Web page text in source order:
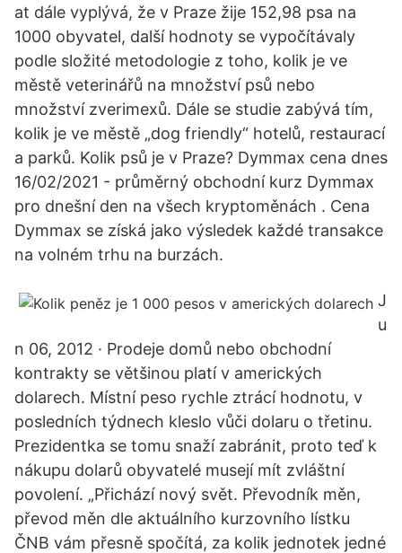
at dále vyplývá, že v Praze žije 152,98 psa na
1000 obyvatel, další hodnoty se vypočítávaly
podle složité metodologie z toho, kolik je ve
městě veterinářů na množství psů nebo
množství zverimexů. Dále se studie zabývá tím,
kolik je ve městě „dog friendly“ hotelů, restaurací
a parků. Kolik psů je v Praze? Dymmax cena dnes
16/02/2021 - průměrný obchodní kurz Dymmax
pro dnešní den na všech kryptoměnách . Cena
Dymmax se získá jako výsledek každé transakce
na volném trhu na burzách.
J
u
n 06, 2012 · Prodeje domů nebo obchodní
kontrakty se většinou platí v amerických
dolarech. Místní peso rychle ztrácí hodnotu, v
posledních týdnech kleslo vůči dolaru o třetinu.
Prezidentka se tomu snaží zabránit, proto teď k
nákupu dolarů obyvatelé musejí mít zvláštní
povolení. „Přichází nový svět. Převodník měn,
převod měn dle aktuálního kurzovního lístku
ČNB vám přesně spočítá, za kolik jednotek jedné